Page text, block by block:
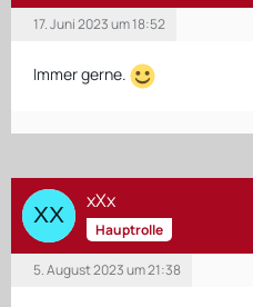
17. Juni 2023 um 18:52
Immer gerne.
xXx
Hauptrolle
5. August 2023 um 21:38